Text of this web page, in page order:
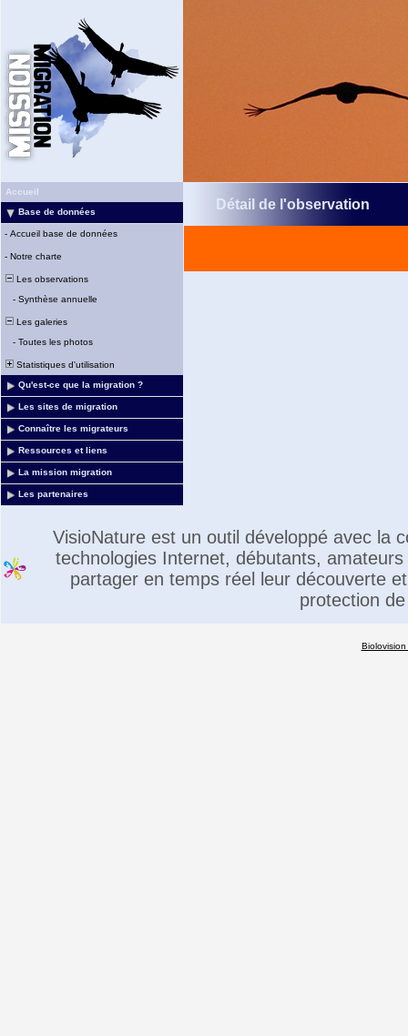
Accueil
Base de données
- Accueil base de données
- Notre charte
Les observations
- Synthèse annuelle
Les galeries
- Toutes les photos
Statistiques d'utilisation
Qu'est-ce que la migration ?
Les sites de migration
Connaître les migrateurs
Ressources et liens
La mission migration
Les partenaires
Détail de l'observation
VisioNature est un outil développé avec la
technologies Internet, débutants,
partager en temps réel leur découverte
protection
Biolovision